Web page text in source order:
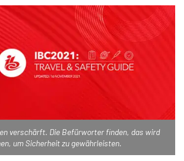
verschärft. Die Befürworter finden, das wird
um Sicherheit zu gewährleisten.